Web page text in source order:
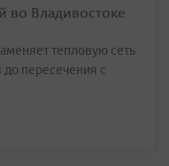
во Владивостоке
тепловую сеть
до пересечения с